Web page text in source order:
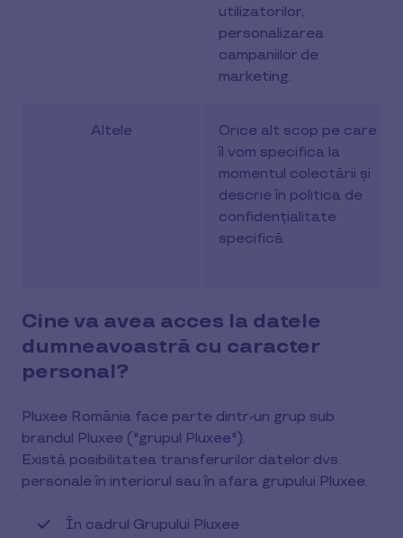
utilizatorilor,
personalizarea
campaniilor de
marketing.
Altele
Orice alt scop pe care
îl vom specifica la
momentul colectării și
descrie în politica de
confidențialitate
specifică
Cine va avea acces la datele
dumneavoastră cu caracter
personal?
Pluxee România face parte dintr-un grup sub
brandul Pluxee ("grupul Pluxee").
Există posibilitatea transferurilor datelor dvs.
personale în interiorul sau în afara grupului Pluxee.
În cadrul Grupului Pluxee